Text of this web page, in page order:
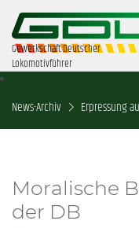
Gewerkschaft Deutscher
Lokomotivführer
News-Archiv Erpressung
Moralische
der DB